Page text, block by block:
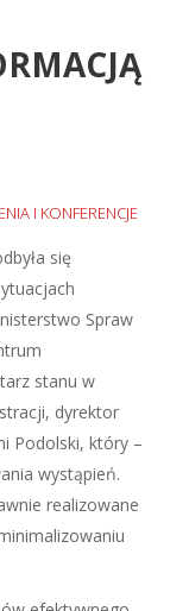
I KONFERENCJE
się
Spraw
stanu w
dyrektor
Podolski, który –
wystąpień.
realizowane